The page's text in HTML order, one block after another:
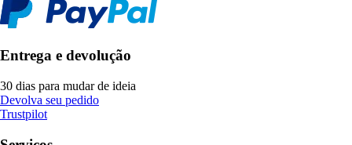
Entrega e devolução
30 dias para mudar de ideia
Devolva seu pedido
Trustpilot